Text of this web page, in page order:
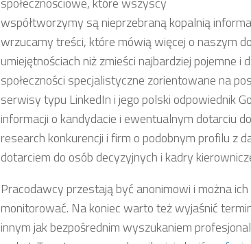
współtworzymy są nieprzebraną kopalnią
wrzucamy treści, które mówią więcej o naszym
umiejętnościach niż zmieści najbardziej pojemne i
społeczności specjalistyczne zorientowane na
serwisy typu LinkedIn i jego polski odpowiednik
informacji o kandydacie i ewentualnym dotarciu
research konkurencji i firm o podobnym profilu z
dotarciem do osób decyzyjnych i kadry
Pracodawcy przestają być anonimowi i można
monitorować. Na koniec warto też wyjaśnić
innym jak bezpośrednim wyszukaniem